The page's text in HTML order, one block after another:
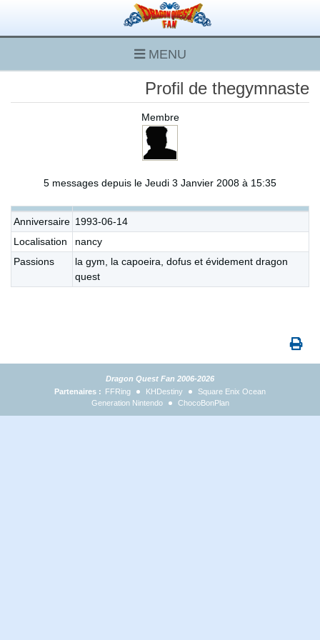
MENU
Profil de thegymnaste
Membre
5 messages depuis le Jeudi 3 Janvier 2008 à 15:35
Anniversaire 1993-06-14
Localisation
nancy
Passions
la gym, la capoeira, dofus et évidement dragon
quest
Dragon Quest Fan 2006-2026
Partenaires : FFRing KHDestiny
Square Enix Ocean
Generation Nintendo
ChocoBonPlan